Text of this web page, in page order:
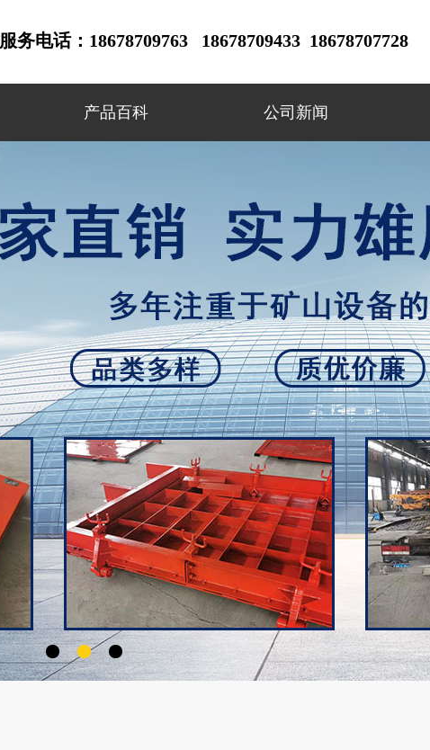
服务电话：18678709763 18678709433 18678707728
产品百科 公司新闻